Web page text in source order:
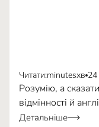
Читати:minutesхв
Розумію, а
відмінності й
Детальніше